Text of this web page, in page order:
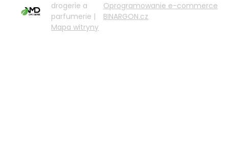
drogerie a
parfumerie |
Mapa witryny
Oprogramowanie e-commerce
BINARGON.cz